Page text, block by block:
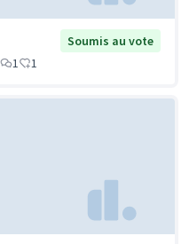
Soumis au vote
1 1